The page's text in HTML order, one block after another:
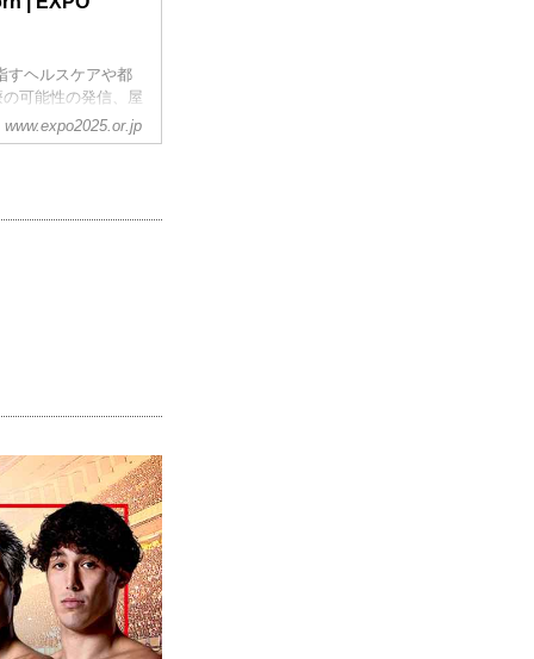
すヘルスケアや都
可能性の発信、屋
www.expo2025.or.jp